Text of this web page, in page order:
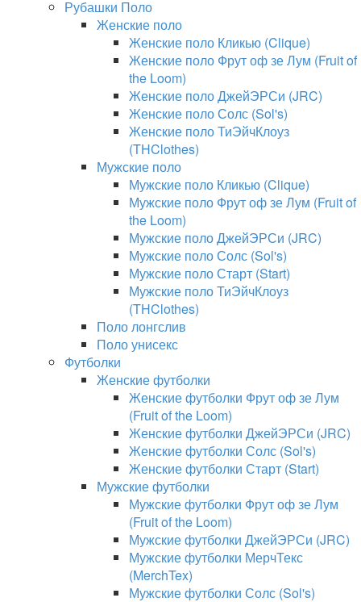
Рубашки Поло
Женские поло
Женские поло Кликью (Clique)
Женские поло Фрут оф зе Лум (Fruit of
the Loom)
Женские поло ДжейЭРСи (JRC)
Женские поло Солс (Sol's)
Женские поло ТиЭйчКлоуз
(THClothes)
Мужские поло
Мужские поло Кликью (Clique)
Мужские поло Фрут оф зе Лум (Fruit of
the Loom)
Мужские поло ДжейЭРСи (JRC)
Мужские поло Солс (Sol's)
Мужские поло Старт (Start)
Мужские поло ТиЭйчКлоуз
(THClothes)
Поло лонгслив
Поло унисекс
Футболки
Женские футболки
Женские футболки Фрут оф зе Лум
(Fruit of the Loom)
Женские футболки ДжейЭРСи (JRC)
Женские футболки Солс (Sol's)
Женские футболки Старт (Start)
Мужские футболки
Мужские футболки Фрут оф зе Лум
(Fruit of the Loom)
Мужские футболки ДжейЭРСи (JRC)
Мужские футболки МерчТекс
(MerchTex)
Мужские футболки Солс (Sol's)